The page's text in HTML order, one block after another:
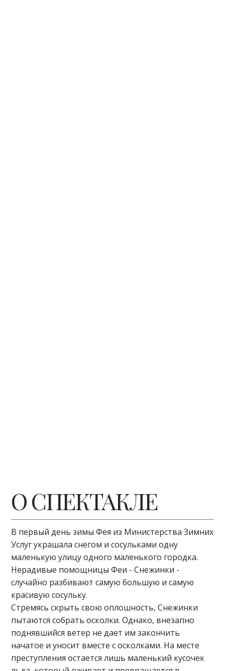
О СПЕКТАКЛЕ
В первый день зимы Фея из Министерства Зимних
Услуг украшала снегом и сосульками одну
маленькую улицу одного маленького городка.
Нерадивые помощницы Феи - Снежинки -
случайно разбивают самую большую и самую
красивую сосульку.
Стремясь скрыть свою оплошность, Снежинки
пытаются собрать осколки. Однако, внезапно
поднявшийся ветер не дает им закончить
начатое и уносит вместе с осколками. На месте
преступления остается лишь маленький кусочек